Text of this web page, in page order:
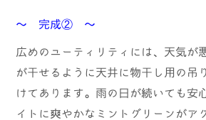
～ 完成② ～
広めのユーティリティには、天気が
が干せるように天井に物干し用の吊
けてあります。雨の日が続いても安
イトに爽やかなミントグリーンがア